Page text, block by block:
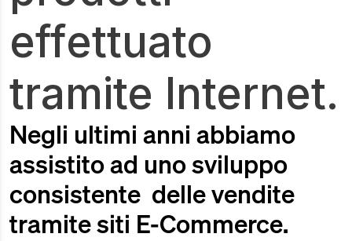
effettuato
tramite Internet.
Negli ultimi anni abbiamo
assistito ad uno sviluppo
consistente delle vendite
tramite siti E-Commerce.